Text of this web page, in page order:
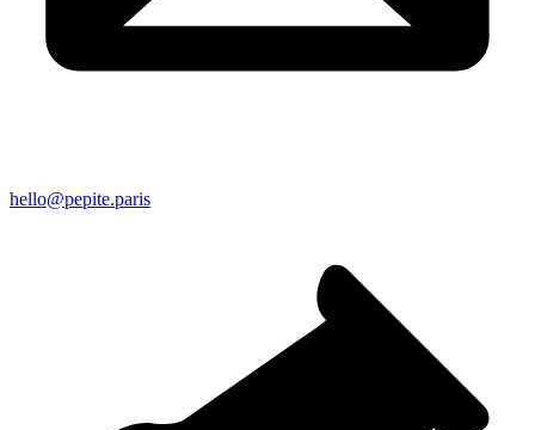
hello@pepite.paris